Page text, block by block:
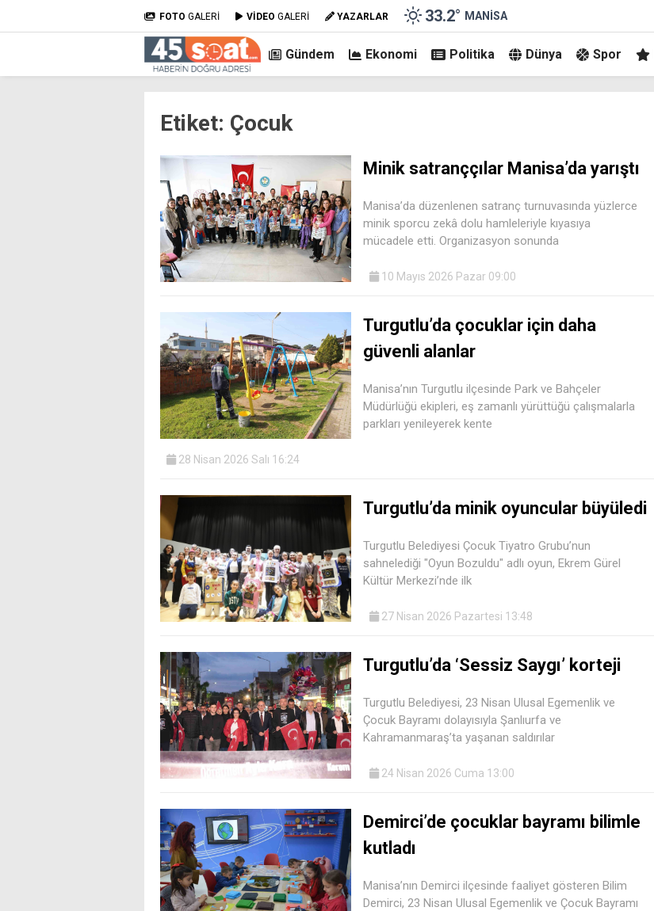
FOTO GALERİ VİDEO GALERİ YAZARLAR 33.2° MANISA
Gündem Ekonomi Politika Dünya Spor
Etiket: Çocuk
Minik satranççılar Manisa’da yarıştı
Manisa’da düzenlenen satranç turnuvasında yüzlerce
minik sporcu zekâ dolu hamleleriyle kıyasıya
mücadele etti. Organizasyon sonunda
10 Mayıs 2026 Pazar 09:00
Turgutlu’da çocuklar için daha
güvenli alanlar
Manisa’nın Turgutlu ilçesinde Park ve Bahçeler
Müdürlüğü ekipleri, eş zamanlı yürüttüğü çalışmalarla
parkları yenileyerek kente
28 Nisan 2026 Salı 16:24
Turgutlu’da minik oyuncular büyüledi
Turgutlu Belediyesi Çocuk Tiyatro Grubu’nun
sahnelediği "Oyun Bozuldu" adlı oyun, Ekrem Gürel
Kültür Merkezi’nde ilk
27 Nisan 2026 Pazartesi 13:48
Turgutlu’da ‘Sessiz Saygı’ korteji
Turgutlu Belediyesi, 23 Nisan Ulusal Egemenlik ve
Çocuk Bayramı dolayısıyla Şanlıurfa ve
Kahramanmaraş’ta yaşanan saldırılar
24 Nisan 2026 Cuma 13:00
Demirci’de çocuklar bayramı bilimle
kutladı
Manisa’nın Demirci ilçesinde faaliyet gösteren Bilim
Demirci, 23 Nisan Ulusal Egemenlik ve Çocuk Bayramı